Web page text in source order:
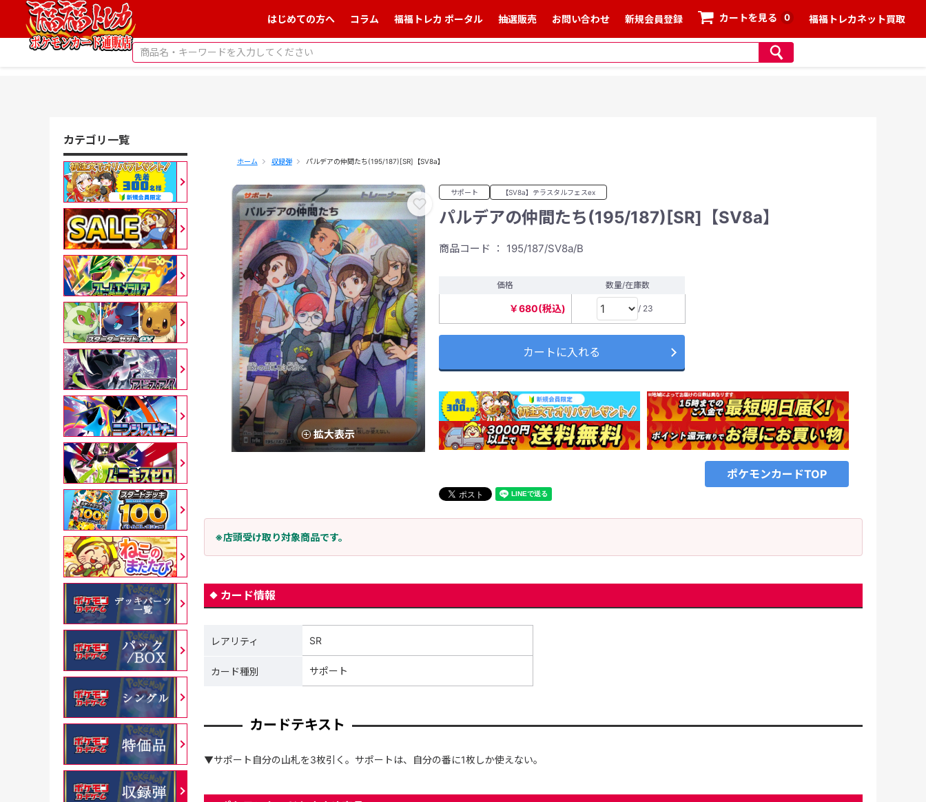
はじめての方へ コラム 福福トレカ ポータル 抽選販売 お問い合わせ 新規会員登録 カートを見る 0 福福トレカネット買取
ホーム 収録弾 パルデアの仲間たち(195/187)[SR]【SV8a】
拡大表示
サポート 【SV8a】テラスタルフェスex
パルデアの仲間たち(195/187)[SR]【SV8a】
商品コード ： 195/187/SV8a/B
価格 数量/在庫数
￥680(税込) / 23
カートに入れる
ポケモンカードTOP
※店頭受け取り対象商品です。
カード情報
レアリティ SR
カード種別 サポート
カードテキスト
▼サポート自分の山札を3枚引く。サポートは、自分の番に1枚しか使えない。
カテゴリ一覧